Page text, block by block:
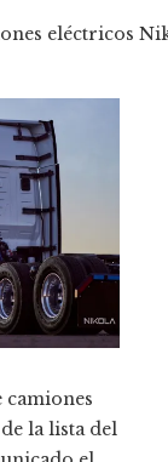
la lista del